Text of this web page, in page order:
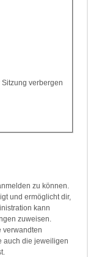
verbergen
zu können.
und ermöglicht dir,
kann
zuweisen.
verwandten
auch die jeweiligen